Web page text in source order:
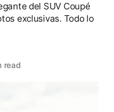
del SUV Coupé
exclusivas. Todo lo
read